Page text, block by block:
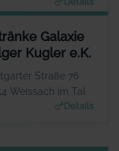
Geffken
WEBSITE
Galaxie
Kugler e.K.
Straße 76
Weissach im Tal
Details
GALAXIE HOLGER
Herr
www.getraenke-